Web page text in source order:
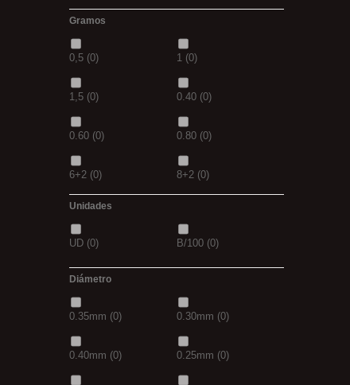
35-30 1,10M
1,30M 2,5M
5/0 21MM
(0) 3/0 (0)
(0) (0)
(0) (0)
(0) (0)
43(0) 44(0)
Gramos
0,5 (0) 1 (0)
1,5 (0) 0.40 (0)
0.60 (0) 0.80 (0)
6+2 (0) 8+2 (0)
(0) (0)
Unidades
UD (0) B/100 (0)
Diámetro
0.35mm (0) 0.30mm (0)
0.40mm (0) 0.25mm (0)